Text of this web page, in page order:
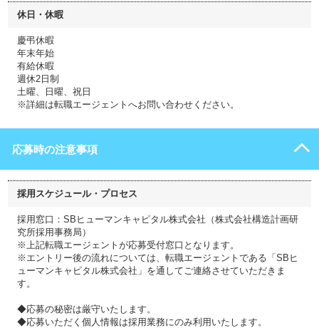
休日・休暇
慶弔休暇
年末年始
有給休暇
週休2日制
土曜、日曜、祝日
※詳細は転職エージェントへお問い合わせください。
応募時の注意事項
採用スケジュール・プロセス
採用窓口：SBヒューマンキャピタル株式会社（株式会社構造計画研
究所採用事務局）
※上記転職エージェントが応募受付窓口となります。
※エントリー後の流れについては、転職エージェントである「SBヒ
ューマンキャピタル株式会社」を通してご連絡させていただきま
す。
◆応募の秘密は厳守いたします。
◆応募いただく個人情報は採用業務にのみ利用いたします。